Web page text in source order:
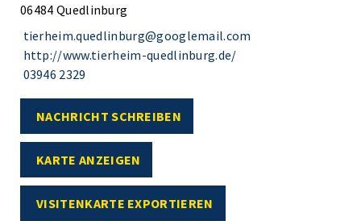
06484 Quedlinburg
tierheim.quedlinburg@googlemail.com
http://www.tierheim-quedlinburg.de/
03946 2329
NACHRICHT SCHREIBEN
KARTE ANZEIGEN
VISITENKARTE EXPORTIEREN